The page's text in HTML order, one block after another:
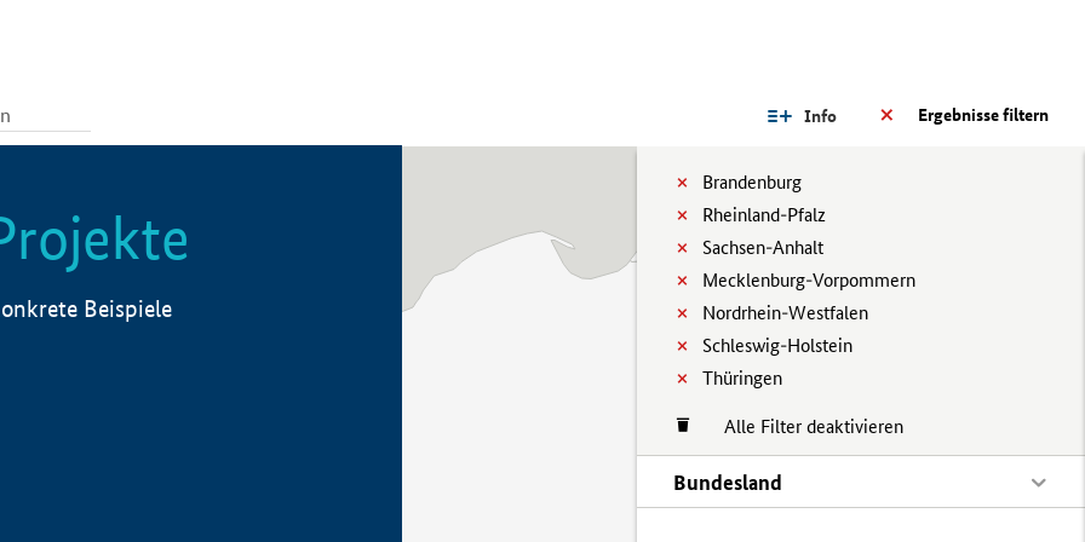
Ergebnisse filtern
Info
Brandenburg
Rheinland-Pfalz
Sachsen-Anhalt
Mecklenburg-Vorpommern
Nordrhein-Westfalen
Schleswig-Holstein
Thüringen
Alle Filter deaktivieren
Bundesland
Beispiele